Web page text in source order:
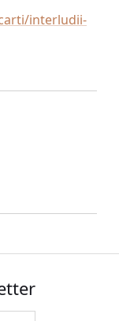
interludii-